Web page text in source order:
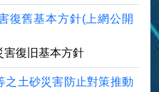
復舊基本方針(上網公開
害復旧基本方針
之土砂災害防止對策推動